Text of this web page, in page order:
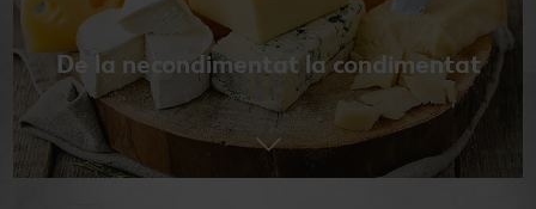
De la necondimentat la condimentat